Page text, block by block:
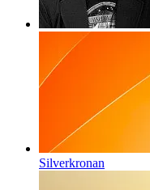
Silverkronan